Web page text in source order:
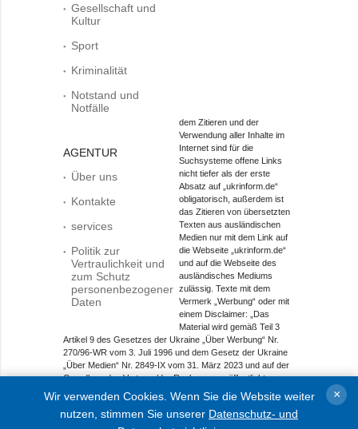
Gesellschaft und
Kultur
Sport
Kriminalität
Notstand und
Notfälle
AGENTUR
Über uns
Kontakte
services
Politik zur
Vertraulichkeit und
zum Schutz
personenbezogener
Daten
dem Zitieren und der
Verwendung aller Inhalte im
Internet sind für die
Suchsysteme offene Links
nicht tiefer als der erste
Absatz auf „ukrinform.de“
obligatorisch, außerdem ist
das Zitieren von übersetzten
Texten aus ausländischen
Medien nur mit dem Link auf
die Webseite „ukrinform.de“
und auf die Webseite des
ausländisches Mediums
zulässig. Texte mit dem
Vermerk „Werbung“ oder mit
einem Disclaimer: „Das
Material wird gemäß Teil 3
Artikel 9 des Gesetzes der Ukraine „Über Werbung“ Nr.
270/96-WR vom 3. Juli 1996 und dem Gesetz der Ukraine
„Über Medien“ Nr. 2849-IX vom 31. März 2023 und auf der
Grundlage des Vertrags/der Rechnung veröffentlicht.
Objekt im Bereich Onlinemedien; Medien-ID R40-01421.
Wir verwenden Cookies. Wenn Sie die Website weiter
nutzen, stimmen Sie unserer Datenschutz- und
×